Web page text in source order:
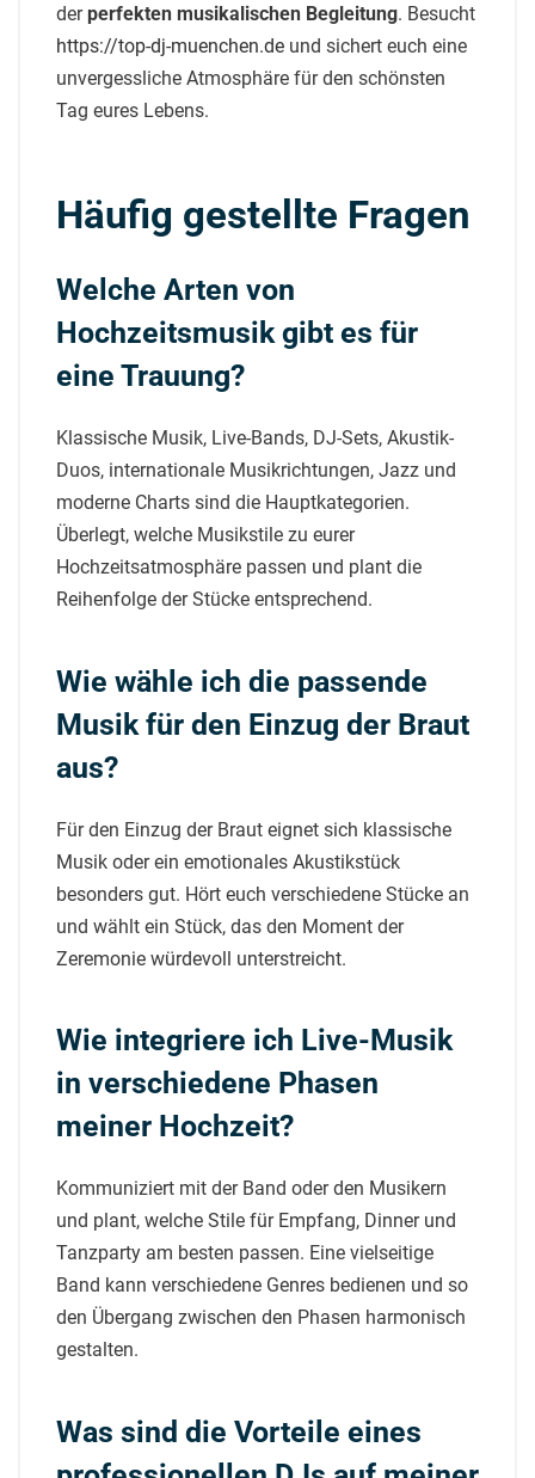
derperfekten musikalischen Begleitung. Besucht
https://top-dj-muenchen.de und sichert euch eine
unvergessliche Atmosphäre für den schönsten
Tag eures Lebens.
Häufig gestellte Fragen
Welche Arten von
Hochzeitsmusik gibt es für
eine Trauung?
Klassische Musik, Live-Bands, DJ-Sets, Akustik-
Duos, internationale Musikrichtungen, Jazz und
moderne Charts sind die Hauptkategorien.
Überlegt, welche Musikstile zu eurer
Hochzeitsatmosphäre passen und plant die
Reihenfolge der Stücke entsprechend.
Wie wähle ich die passende
Musik für den Einzug der Braut
aus?
Für den Einzug der Braut eignet sich klassische
Musik oder ein emotionales Akustikstück
besonders gut. Hört euch verschiedene Stücke an
und wählt ein Stück, das den Moment der
Zeremonie würdevoll unterstreicht.
Wie integriere ich Live-Musik
in verschiedene Phasen
meiner Hochzeit?
Kommuniziert mit der Band oder den Musikern
und plant, welche Stile für Empfang, Dinner und
Tanzparty am besten passen. Eine vielseitige
Band kann verschiedene Genres bedienen und so
den Übergang zwischen den Phasen harmonisch
gestalten.
Was sind die Vorteile eines